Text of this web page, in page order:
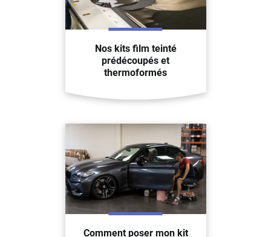
Nos kits film teinté
prédécoupés et
thermoformés
Comment poser mon kit